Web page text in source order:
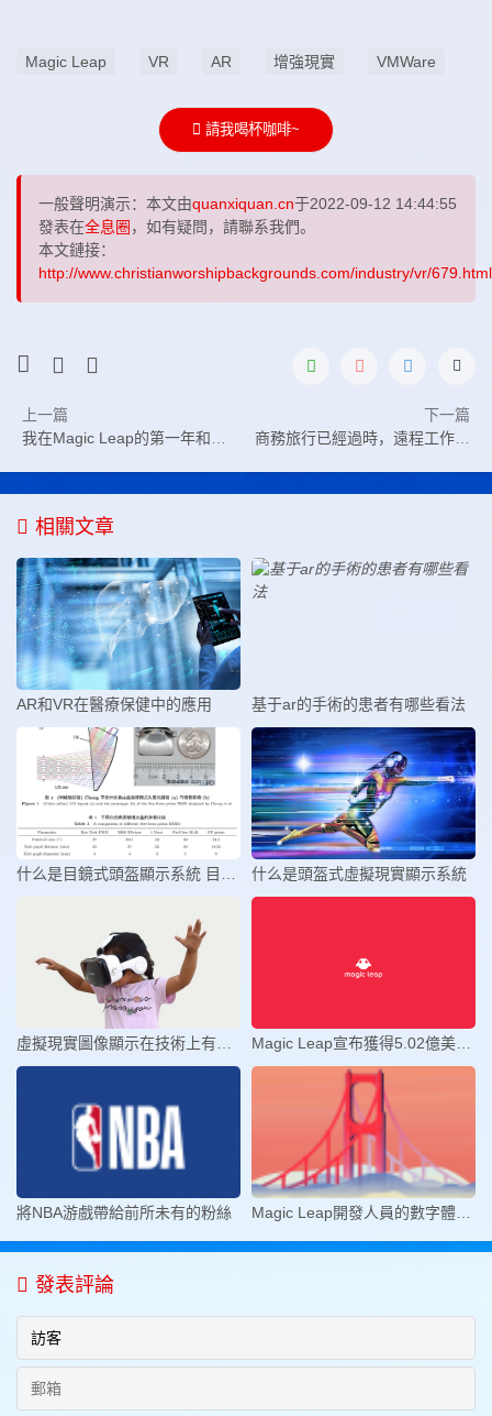
Magic Leap VR AR 增強現實 VMWare
請我喝杯咖啡~
一般聲明演示：本文由quanxiquan.cn于2022-09-12 14:44:55
發表在全息圈 ，如有疑問，請聯系我們。
本文鏈接：
http://www.christianworshipbackgrounds.com/industry/vr/679.html
上一篇
我在Magic Leap的第一年和即將到來的機會
下一篇
商務旅行已經過時，遠程工作正在流行
相關文章
AR和VR在醫療保健中的應用 基于ar的手術的患者有哪些看法
什么是頭盔式虛擬現實顯示系統
將NBA游戲帶給前所未有的粉絲
發表評論